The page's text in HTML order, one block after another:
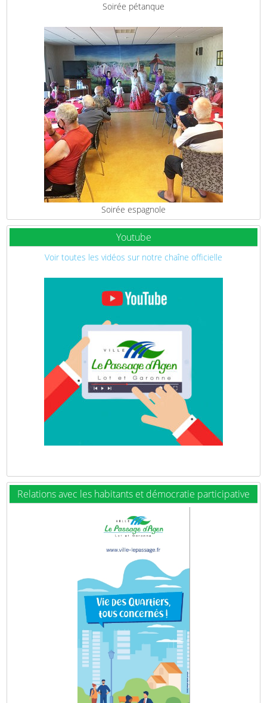
Soirée pétanque
Soirée espagnole
Youtube
Voir toutes les vidéos sur notre chaîne officielle
Relations avec les habitants et démocratie participative